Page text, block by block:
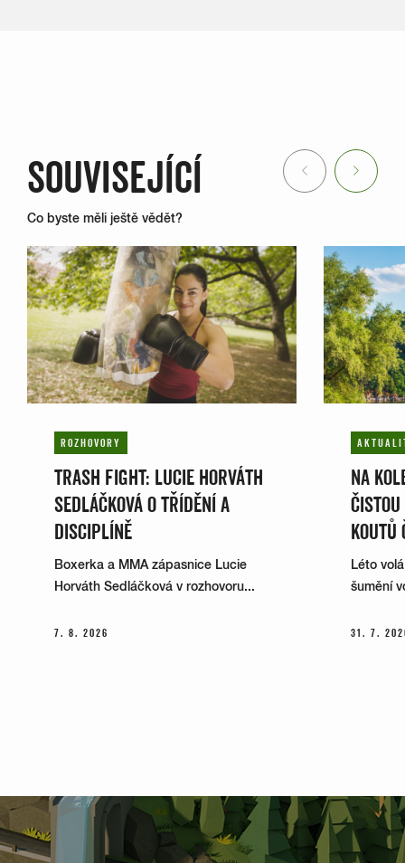
SOUVISEJÍCÍ
Co byste měli ještě vědět?
Previous
ROZHOVORY
TRASH FIGHT: LUCIE HORVÁTH
SEDLÁČKOVÁ O TŘÍDĚNÍ A
DISCIPLÍNĚ
Boxerka a MMA zápasnice Lucie
Horváth Sedláčková v rozhovoru...
7. 8. 2026
NA
KOUTŮ
Léto
šumění
31. 7.
Next